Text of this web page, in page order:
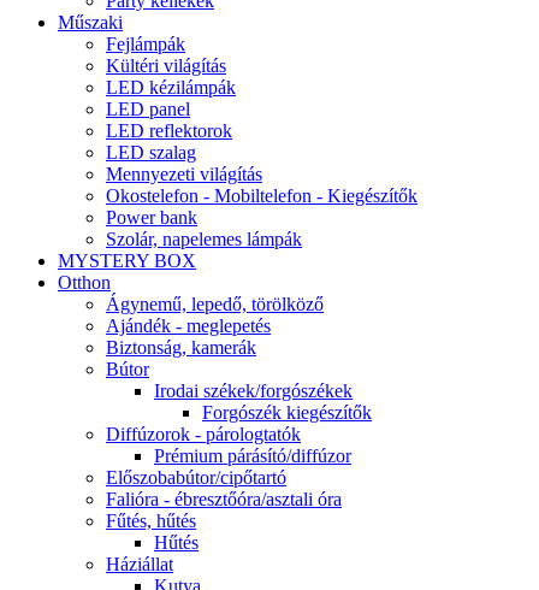
Műszaki
Fejlámpák
Kültéri világítás
LED kézilámpák
LED panel
LED reflektorok
LED szalag
Mennyezeti világítás
Okostelefon - Mobiltelefon - Kiegészítők
Power bank
Szolár, napelemes lámpák
MYSTERY BOX
Otthon
Ágynemű, lepedő, törölköző
Ajándék - meglepetés
Biztonság, kamerák
Bútor
Irodai székek/forgószékek
Forgószék kiegészítők
Diffúzorok - párologtatók
Prémium párásító/diffúzor
Előszobabútor/cipőtartó
Falióra - ébresztőóra/asztali óra
Fűtés, hűtés
Hűtés
Háziállat
Kutya